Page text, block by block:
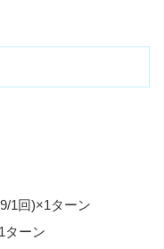
1回)×1ターン
ターン